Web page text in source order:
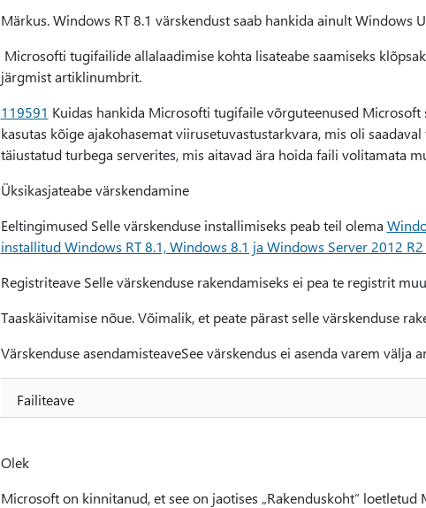
Märkus. Windows RT 8.1 värskendust saab hankida ainult Windows
Microsofti tugifailide allalaadimise kohta lisateabe saamiseks
järgmist artiklinumbrit.
119591 Kuidas hankida Microsofti tugifaile võrguteenused
kasutas kõige ajakohasemat viirusetuvastustarkvara, mis oli
täiustatud turbega serverites, mis aitavad ära hoida faili volitamata
Üksikasjateabe värskendamine
Eeltingimused Selle värskenduse installimiseks peab teil olema
installitud Windows RT 8.1, Windows 8.1 ja Windows Server 2012
Registriteave Selle värskenduse rakendamiseks ei pea te registrit
Taaskäivitamise nõue. Võimalik, et peate pärast selle värskenduse
Värskenduse asendamisteaveSee värskendus ei asenda varem välja
Failiteave
Olek
Microsoft on kinnitanud, et see on jaotises „Rakenduskoht“